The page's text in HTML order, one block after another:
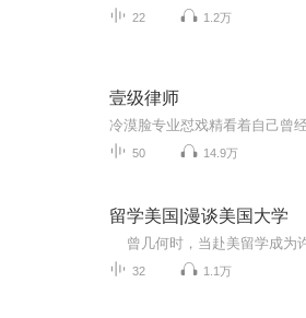
22 1.2万
壹级律师
50 14.9万
留学美国|漫谈美国大学
32 1.1万